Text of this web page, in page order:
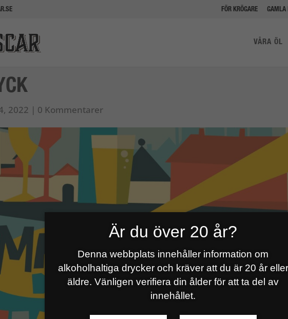
FÖR KRÖGARE GAMLA
VÅRA ÖL
2022 | 0 Kommentarer
Är du över 20 år?
Denna webbplats innehåller information om
alkoholhaltiga drycker och kräver att du är 20 år eller
äldre. Vänligen verifiera din ålder för att ta del av
innehållet.